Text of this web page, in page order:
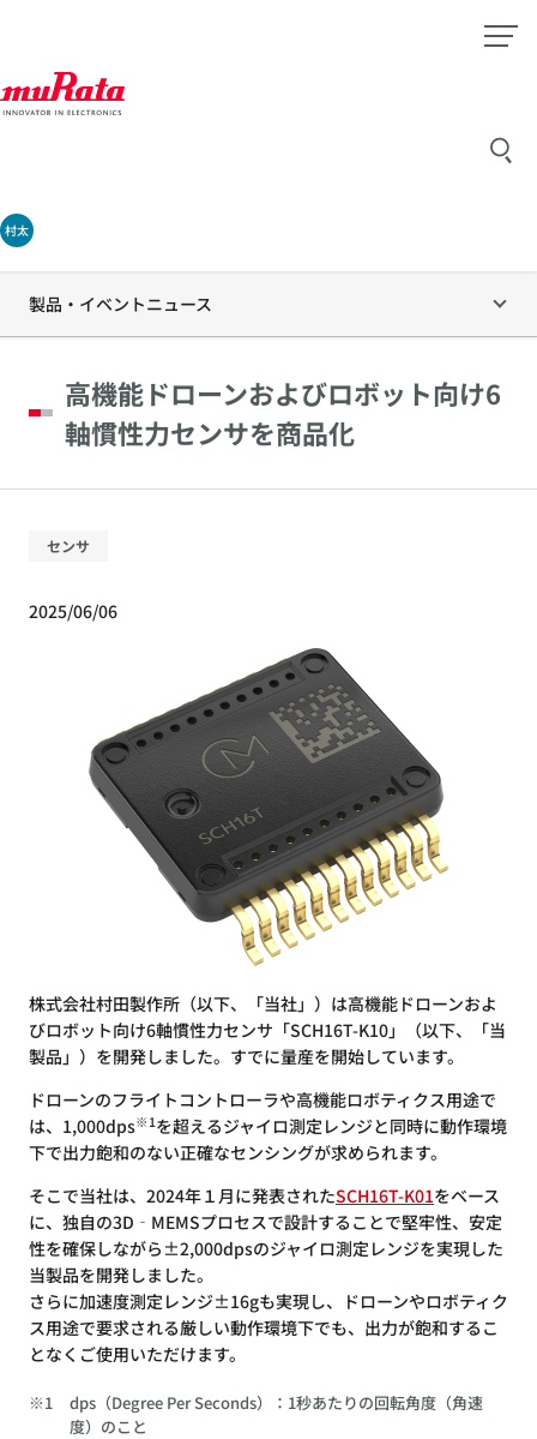
村太
製品・イベントニュース
高機能ドローンおよびロボット向け6
軸慣性力センサを商品化
センサ
2025/06/06
株式会社村田製作所（以下、「当社」）は高機能ドローンおよ
びロボット向け6軸慣性力センサ「SCH16T-K10」（以下、「当
製品」）を開発しました。すでに量産を開始しています。
ドローンのフライトコントローラや高機能ロボティクス用途で
は、1,000dps※1 を超えるジャイロ測定レンジと同時に動作環境
下で出力飽和のない正確なセンシングが求められます。
そこで当社は、2024年１月に発表されたSCH16T-K01をベース
に、独自の3D‐MEMSプロセスで設計することで堅牢性、安定
性を確保しながら±2,000dpsのジャイロ測定レンジを実現した
当製品を開発しました。
さらに加速度測定レンジ±16gも実現し、ドローンやロボティク
ス用途で要求される厳しい動作環境下でも、出力が飽和するこ
となくご使用いただけます。
※1
dps（Degree Per Seconds）：1秒あたりの回転角度（角速
度）のこと